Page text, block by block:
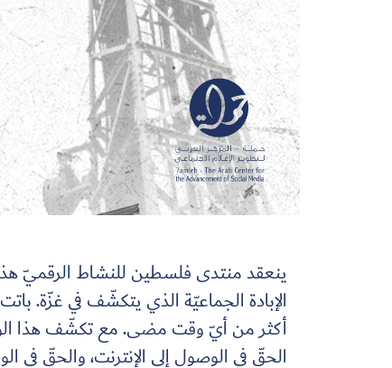
ينعقد منتدى فلسطين للنشاط الرقميّ
الإبادة الجماعيّة الذي يتكشّف في غزّة.
أكثر من أيّ وقت مضى. مع تكشّف هذا
الحقّ في الوصول إلى الإنترنت، والحقّ في